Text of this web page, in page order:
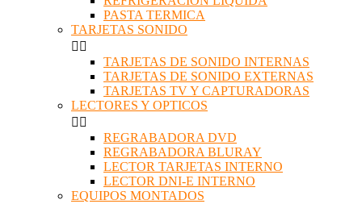
PASTA TERMICA
TARJETAS SONIDO
 
TARJETAS DE SONIDO INTERNAS
TARJETAS DE SONIDO EXTERNAS
TARJETAS TV Y CAPTURADORAS
LECTORES Y OPTICOS
 
REGRABADORA DVD
REGRABADORA BLURAY
LECTOR TARJETAS INTERNO
LECTOR DNI-E INTERNO
EQUIPOS MONTADOS